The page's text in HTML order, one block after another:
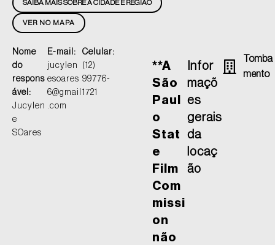
VER NO MAPA
SAIBA MAIS SOBRE A CIDADE E REGIÃO
Nome
do
respons
ável:
Jucylen
e
SOares
E-mail:
jucylen
esoares
6@gmail
.com
Celular:
(12)
99776-
1721
**A
São
Paul
o
Stat
e
Film
Com
missi
on
não
Infor
maçõ
es
gerais
da
locaç
ão
Tomba
Mento